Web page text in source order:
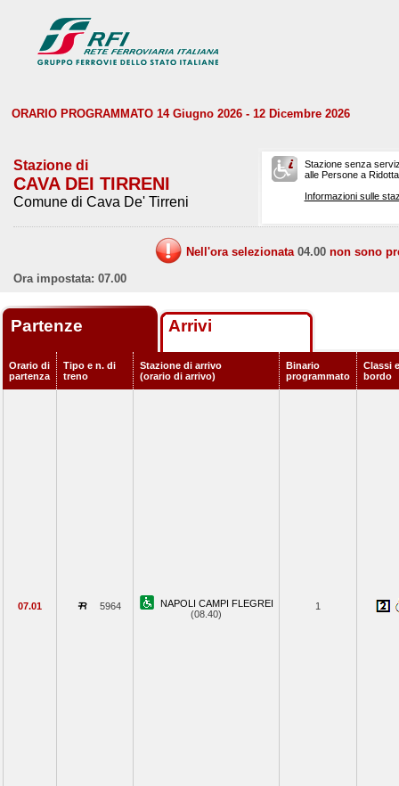
ORARIO PROGRAMMATO 14 Giugno 2026 - 12 Dicembre 2026
Stazione di
CAVA DEI TIRRENI
Comune di Cava De' Tirreni
Stazione senza
alle Persone a
Informazioni sulle
Nell'ora selezionata 04.00 non sono
Ora impostata: 07.00
Partenze Arrivi
Orario di
partenza
Tipo e n. di
treno
Stazione di arrivo
(orario di arrivo)
Binario
programmato
Classi
bordo
07.01 5964
NAPOLI CAMPI FLEGREI
(08.40)
1